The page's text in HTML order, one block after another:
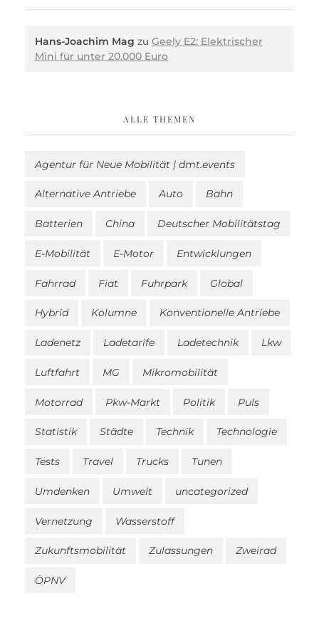
Hans-Joachim Mag zu Geely E2: Elektrischer
Mini für unter 20.000 Euro
ALLE THEMEN
Agentur für Neue Mobilität | dmt.events
Alternative Antriebe Auto Bahn
Batterien China Deutscher Mobilitätstag
E-Mobilität E-Motor Entwicklungen
Fahrrad Fiat Fuhrpark Global
Hybrid Kolumne Konventionelle Antriebe
Ladenetz Ladetarife Ladetechnik Lkw
Luftfahrt MG Mikromobilität
Motorrad Pkw-Markt Politik Puls
Statistik Städte Technik Technologie
Tests Travel Trucks Tunen
Umdenken Umwelt uncategorized
Vernetzung Wasserstoff
Zukunftsmobilität Zulassungen Zweirad
ÖPNV